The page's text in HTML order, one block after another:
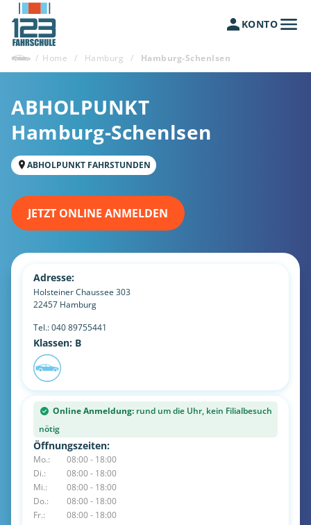
KONTO
/ Home / Hamburg / Hamburg-Schenlsen
ABHOLPUNKT
Hamburg-Schenlsen
ABHOLPUNKT FAHRSTUNDEN
JETZT ONLINE ANMELDEN
Adresse:
Holsteiner Chaussee 303
22457 Hamburg
Tel.:040 89755441
Klassen: B
Online Anmeldung: rund um die Uhr, kein Filialbesuch
nötig
Öffnungszeiten:
Mo.:
08:00 - 18:00
Di.:
08:00 - 18:00
Mi.:
08:00 - 18:00
Do.:
08:00 - 18:00
Fr.:
08:00 - 18:00